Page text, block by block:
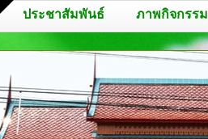
ประชาสัมพันธ์ ภาพกิจกรรม